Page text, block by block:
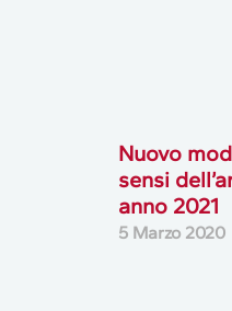
Nuovo
sensi
anno 2021
5 Marzo 2020